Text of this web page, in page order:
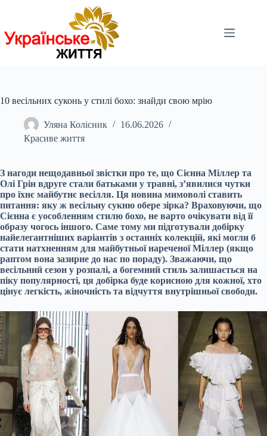
10 весільних суконь у стилі бохо: знайди свою мрію
Уляна Колісник
16.06.2026
Красиве життя
З нагоди нещодавньої звістки про те, що Сієнна Міллер та
Олі Грін вдруге стали батьками у травні, з’явилися чутки
про їхнє майбутнє весілля. Ця новина мимоволі ставить
питання: яку ж весільну сукню обере зірка? Враховуючи, що
Сієнна є уособленням стилю бохо, не варто очікувати від її
образу чогось іншого. Саме тому ми підготували добірку
найелегантніших варіантів з останніх колекцій, які могли б
стати натхненням для майбутньої нареченої Міллер (якщо
раптом вона зазирне до нас по пораду). Зважаючи, що
весільний сезон у розпалі, а богемний стиль залишається на
піку популярності, ця добірка буде корисною для кожної, хто
цінує легкість, жіночність та відчуття внутрішньої свободи.